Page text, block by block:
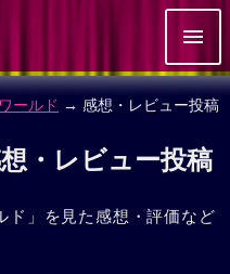
ールド → 感想・レビュー投稿
・レビュー投稿
ド」を見た感想・評価など